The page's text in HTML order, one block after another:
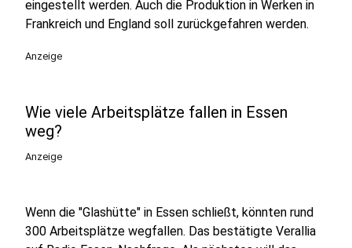
eingestellt werden. Auch die Produktion in Werken in
Frankreich und England soll zurückgefahren werden.
Anzeige
Wie viele Arbeitsplätze fallen in Essen
weg?
Anzeige
Wenn die "Glashütte" in Essen schließt, könnten rund
300 Arbeitsplätze wegfallen. Das bestätigte Verallia